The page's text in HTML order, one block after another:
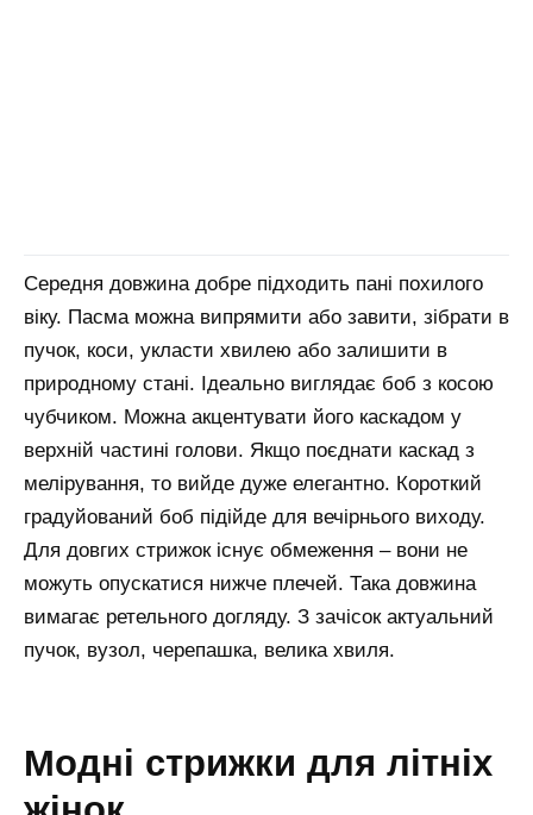
Середня довжина добре підходить пані похилого
віку. Пасма можна випрямити або завити, зібрати в
пучок, коси, укласти хвилею або залишити в
природному стані. Ідеально виглядає боб з косою
чубчиком. Можна акцентувати його каскадом у
верхній частині голови. Якщо поєднати каскад з
мелірування, то вийде дуже елегантно. Короткий
градуйований боб підійде для вечірнього виходу.
Для довгих стрижок існує обмеження – вони не
можуть опускатися нижче плечей. Така довжина
вимагає ретельного догляду. З зачісок актуальний
пучок, вузол, черепашка, велика хвиля.
модні стрижки для літніх